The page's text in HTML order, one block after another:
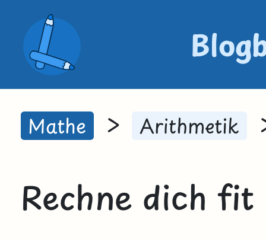
Mathe > Arithmetik
Rechne dich